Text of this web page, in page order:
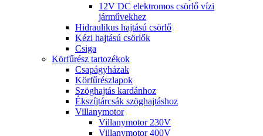
12V DC elektromos csörlő vízi
járművekhez
Hidraulikus hajtású csörlő
Kézi hajtású csörlők
Csiga
Körfűrész tartozékok
Csapágyházak
Körfűrészlapok
Szöghajtás kardánhoz
Ékszíjtárcsák szöghajtáshoz
Villanymotor
Villanymotor 230V
Villanymotor 400V